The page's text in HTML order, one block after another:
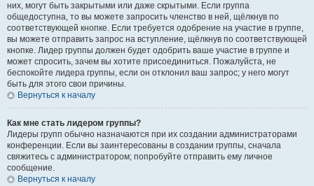
них, могут быть закрытыми или даже скрытыми. Если группа
общедоступна, то вы можете запросить членство в ней, щёлкнув по
соответствующей кнопке. Если требуется одобрение на участие в группе,
вы можете отправить запрос на вступление, щёлкнув по соответствующей
кнопке. Лидер группы должен будет одобрить ваше участие в группе и
может спросить, зачем вы хотите присоединиться. Пожалуйста, не
беспокойте лидера группы, если он отклонил ваш запрос; у него могут
быть для этого свои причины.
Вернуться к началу
Как мне стать лидером группы?
Лидеры групп обычно назначаются при их создании администраторами
конференции. Если вы заинтересованы в создании группы, сначала
свяжитесь с администратором; попробуйте отправить ему личное
сообщение.
Вернуться к началу